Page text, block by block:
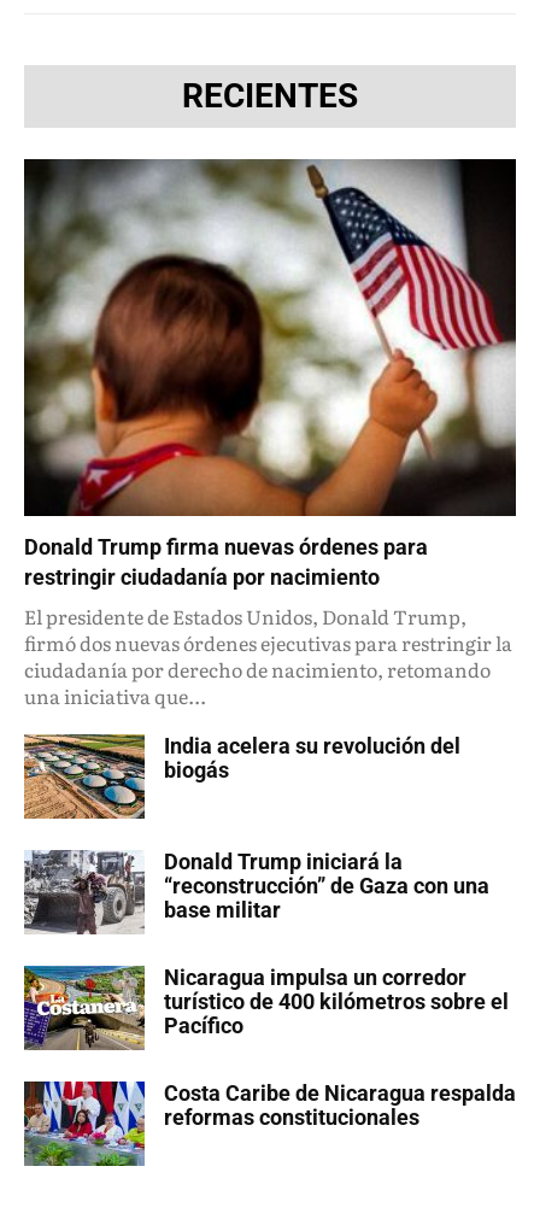
RECIENTES
Donald Trump firma nuevas órdenes para
restringir ciudadanía por nacimiento
El presidente de Estados Unidos, Donald Trump,
firmó dos nuevas órdenes ejecutivas para restringir la
ciudadanía por derecho de nacimiento, retomando
una iniciativa que...
India acelera su revolución del
biogás
Donald Trump iniciará la
“reconstrucción” de Gaza con una
base militar
Nicaragua impulsa un corredor
turístico de 400 kilómetros sobre el
Pacífico
Costa Caribe de Nicaragua respalda
reformas constitucionales